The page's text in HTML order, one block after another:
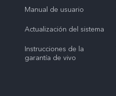
Manual de usuario
Actualización del sistema
Instrucciones de la
garantía de vivo